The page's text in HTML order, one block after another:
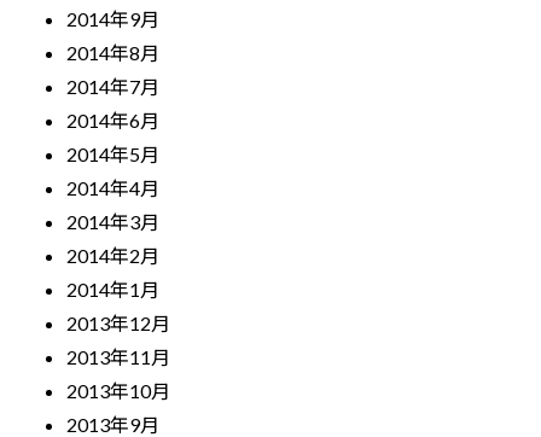
2014年9月
2014年8月
2014年7月
2014年6月
2014年5月
2014年4月
2014年3月
2014年2月
2014年1月
2013年12月
2013年11月
2013年10月
2013年9月